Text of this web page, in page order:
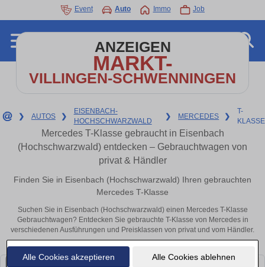
Alle Cookies akzeptieren Alle Cookies ablehnen
Event Auto Immo Job
ANZEIGEN
MARKT-
VILLINGEN-SCHWENNINGEN
❯ AUTOS ❯
EISENBACH-
HOCHSCHWARZWALD
❯ MERCEDES ❯
T-
KLASSE
Mercedes T-Klasse gebraucht in Eisenbach
(Hochschwarzwald) entdecken – Gebrauchtwagen von
privat & Händler
Finden Sie in Eisenbach (Hochschwarzwald) Ihren gebrauchten
Mercedes T-Klasse
Suchen Sie in Eisenbach (Hochschwarzwald) einen Mercedes T-Klasse
Gebrauchtwagen? Entdecken Sie gebrauchte T-Klasse von Mercedes in
verschiedenen Ausführungen und Preisklassen von privat und vom Händler.